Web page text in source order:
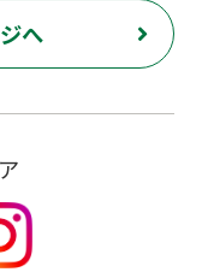
へ